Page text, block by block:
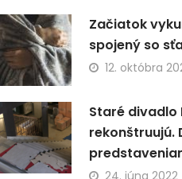
Začiatok
spojený so
12. októbra
Staré divadlo
rekonštruujú.
24. júna 2022